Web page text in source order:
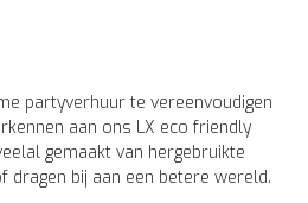
partyverhuur te vereenvoudigen
aan ons LX eco friendly
gemaakt van hergebruikte
dragen bij aan een betere wereld.